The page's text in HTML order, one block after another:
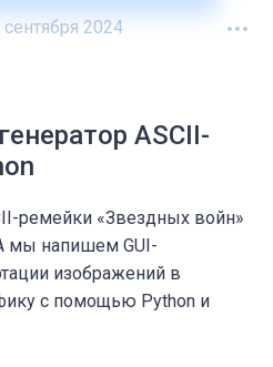
сентября 2024
ASCII-
ремейки «Звездных войн»
мы напишем GUI-
изображений в
с помощью Python и